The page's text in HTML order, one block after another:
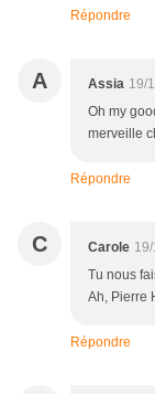
Répondre
A Assia 19/
Oh my
merveille
Répondre
C Carole
Tu nous
Ah, Pierre
Répondre